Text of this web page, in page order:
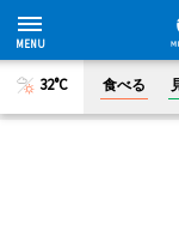
32°C 食べる